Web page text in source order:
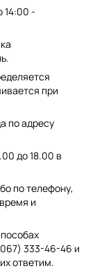
14:00 -
при
по адресу
до 18.00 в
по телефону,
и
333-46-46 и
ответим.